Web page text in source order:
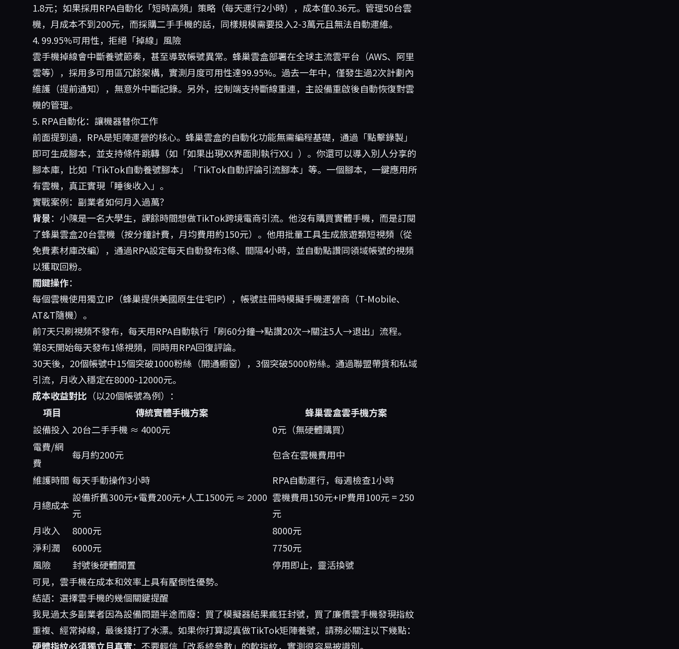
1.8元；如果採用RPA自動化「短時高頻」策略（每天運行2小時），成本僅0.36元。管理50台雲
機，月成本不到200元，而採購二手手機的話，同樣規模需要投入2-3萬元且無法自動運維。
4. 99.95%可用性，拒絕「掉線」風險
雲手機掉線會中斷養號節奏，甚至導致帳號異常。蜂巢雲盒部署在全球主流雲平台（AWS、阿里
雲等），採用多可用區冗餘架構，實測月度可用性達99.95%。過去一年中，僅發生過2次計劃內
維護（提前通知），無意外中斷記錄。另外，控制端支持斷線重連，主設備重啟後自動恢復對雲
機的管理。
5. RPA自動化：讓機器替你工作
前面提到過，RPA是矩陣運營的核心。蜂巢雲盒的自動化功能無需編程基礎，通過「點擊錄製」
即可生成腳本，並支持條件跳轉（如「如果出現XX界面則執行XX」）。你還可以導入別人分享的
腳本庫，比如「TikTok自動養號腳本」「TikTok自動評論引流腳本」等。一個腳本，一鍵應用所
有雲機，真正實現「睡後收入」。
實戰案例：副業者如何月入過萬？
背景：小陳是一名大學生，課餘時間想做TikTok跨境電商引流。他沒有購買實體手機，而是訂閱
了蜂巢雲盒20台雲機（按分鐘計費，月均費用約150元）。他用批量工具生成旅遊類短視頻（從
免費素材庫改編），通過RPA設定每天自動發布3條、間隔4小時，並自動點讚同領域帳號的視頻
以獲取回粉。
關鍵操作：
每個雲機使用獨立IP（蜂巢提供美國原生住宅IP），帳號註冊時模擬手機運營商（T-Mobile、
AT&T隨機）。
前7天只刷視頻不發布，每天用RPA自動執行「刷60分鐘→點讚20次→關注5人→退出」流程。
第8天開始每天發布1條視頻，同時用RPA回復評論。
30天後，20個帳號中15個突破1000粉絲（開通櫥窗），3個突破5000粉絲。通過聯盟帶貨和私域
引流，月收入穩定在8000-12000元。
成本收益對比 （以20個帳號為例）：
項目
傳統實體手機方案
蜂巢雲盒雲手機方案
設備投入 20台二手手機 ≈ 4000元
0元（無硬體購買）
電費/網
費
每月約200元
包含在雲機費用中
維護時間 每天手動操作3小時
RPA自動運行，每週檢查1小時
月總成本
設備折舊300元+電費200元+人工1500元 ≈ 2000
元
雲機費用150元+IP費用100元 = 250
元
月收入
8000元
8000元
淨利潤
6000元
7750元
風險
封號後硬體閒置
停用即止，靈活換號
可見，雲手機在成本和效率上具有壓倒性優勢。
結語：選擇雲手機的幾個關鍵提醒
我見過太多副業者因為設備問題半途而廢：買了模擬器結果瘋狂封號，買了廉價雲手機發現指紋
重複、經常掉線，最後錢打了水漂。如果你打算認真做TikTok矩陣養號，請務必關注以下幾點：
硬體指紋必須獨立且真實：不要輕信「改系統參數」的軟指紋，實測很容易被識別。